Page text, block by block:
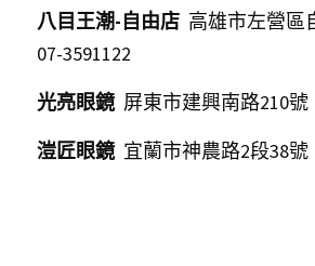
八目王潮-自由店
高雄市左營
07-3591122
光亮眼鏡
溰匠眼鏡
宜蘭市神農路2段38號